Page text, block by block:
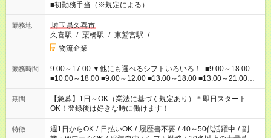
■初勤務手当（※規定による）
勤務地
埼玉県久喜市
久喜駅 / 栗橋駅 / 東鷲宮駅 / …
物流企業
勤務時間
9:00～17:00 ▼他にも選べるシフトいろいろ！ ■9:00～18:00
■10:00～18:00 ■9:00～12:00 ■13:00～18:00 ■13:00～21:00
■22:00～翌6:00 など あなたの希望を教えてください！
期間
【急募】1日～OK（業法に基づく規定あり）＊即日スタート
OK！登録後は好きな時に働けます！
特徴 週1日からOK / 日払いOK / 履歴書不要 / 40～50代活躍中 / 副